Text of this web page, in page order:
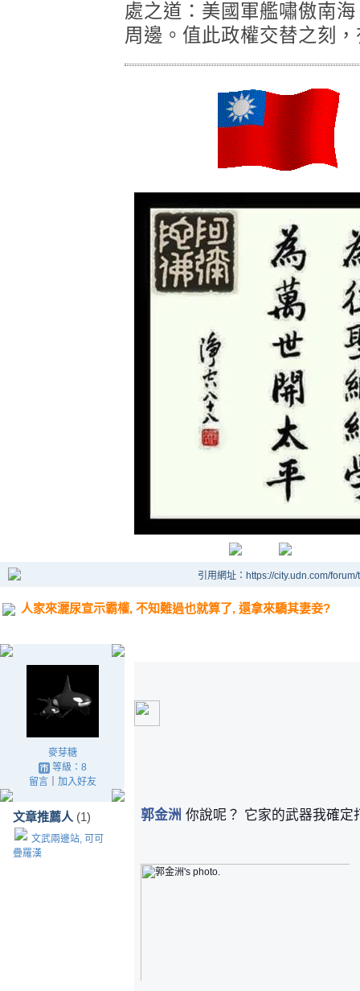
處之道：美國軍艦嘯傲南
周邊。值此政權交替之刻
引用網址：https://city.udn.com/
人家來灑尿宣示霸權, 不知難過也就算了, 還拿來驕其妻妾?
麥芽糖
等級：8
留言｜ 加入好友
文章推薦人 (1)
文武兩邊站, 可可
疊羅漢
郭金洲 你說呢？ 它家的武器我確